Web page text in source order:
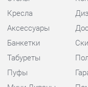
Комплектующие
КОНТАКТЫ
Шоурум и склад
Адрес: г. Екатеринбург,